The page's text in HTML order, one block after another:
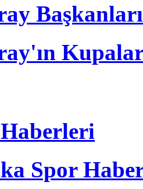
Başkanları
Spor